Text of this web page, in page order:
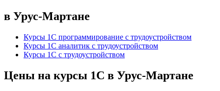
в Урус-Мартане
Курсы 1С программирование с трудоустройством
Курсы 1С аналитик с трудоустройством
Курсы 1С с трудоустройством
Цены на курсы 1С в Урус-Мартане